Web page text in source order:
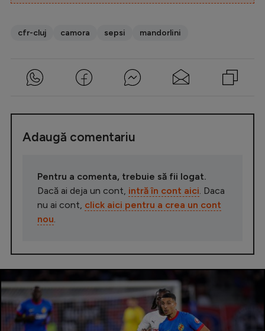
cfr-cluj camora sepsi mandorlini
Adaugă comentariu
Pentru a comenta, trebuie să fii logat.
Dacă ai deja un cont, intră în cont aici . Daca
nu ai cont, click aici pentru a crea un cont
nou